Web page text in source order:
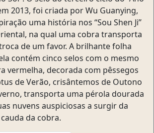
2013, foi criada por Wu Guanying,
uma história nos “Sou Shen Ji”
na qual uma cobra transporta
de um favor. A brilhante folha
contém cinco selos com o mesmo
vermelha, decorada com pêssegos
de Verão, crisântemos de Outono
transporta uma pérola dourada
nuvens auspiciosas a surgir da
da cobra.